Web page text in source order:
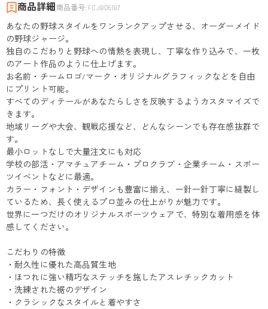
商品詳細 商品番号: FCJB06187
あなたの野球スタイルをワンランクアップさせる、オーダーメイド
の野球ジャージ。
独自のこだわりと野球への情熱を表現し、丁寧な作り込みで、一枚
のアート作品のように仕上げます。
お名前・チームロゴ/マーク・オリジナルグラフィックなどを自由
にプリント可能。
すべてのディテールがあなたらしさを反映するようカスタマイズで
きます。
地域リーグや大会、観戦応援など、どんなシーンでも存在感抜群で
す。
最小ロットなしで大量注文にも対応
学校の部活・アマチュアチーム・プロクラブ・企業チーム・スポー
ツイベントなどに最適。
カラー・フォント・デザインも豊富に揃え、一針一針丁寧に縫製し
ているため、長く使えるプロ並みの仕上がりが魅力です。
世界に一つだけのオリジナルスポーツウェアで、特別な着用感を体
感してください。
こだわりの特徴
・耐久性に優れた高品質生地
・ほつれに強い精巧なステッチを施したアスレチックカット
・洗練された裾のデザイン
・クラシックなスタイルと着やすさ